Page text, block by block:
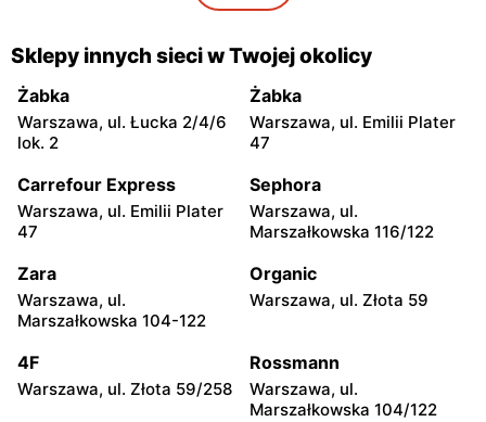
EMPiK
Warszawa, ul. Grochowska
230
EMPiK
Warszawa, ul. Połczyńska 4
EMPiK
22
EMPiK
EMPiK
Emila Fieldorfa Nila 41
EMPiK
EMPiK
Śląskich 106
EMPiK
20
EMPiK EMPiK
Sklepy innych sieci w Twojej okolicy
Żabka
Warszawa, ul. Łucka 2/4/6
lok. 2
Żabka
Warszawa, ul. Emilii Plater
47
Carrefour Express
Warszawa, ul. Emilii Plater
47
Sephora
Warszawa, ul.
Marszałkowska 116/122
Zara
Warszawa, ul.
Marszałkowska 104-122
Organic
Warszawa, ul. Złota 59
4F
Warszawa, ul. Złota 59/258
Rossmann
Warszawa, ul.
Marszałkowska 104/122